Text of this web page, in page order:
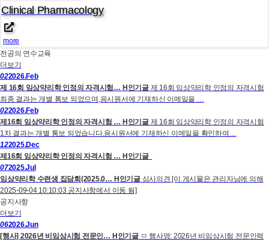
Clinical Pharmacology
more
전공의 연수교육
더보기
022026.Feb
제 16회 임상약리학 인정의 자격시험… H 인기글 제 16회 임상약리학 인정의 자격시험
최종 결과는 개별 통보 되었으며,응시원서에 기재하신 이메일을 …
022026.Feb
제16회 임상약리학 인정의 자격시험 … H 인기글 제 16회 임상약리학 인정의 자격시험
1차 결과는 개별 통보 되었습니다.응시원서에 기재하신 이메일을 확인하여…
122025.Dec
제16회 임상약리학 인정의 자격시험 … H 인기글
072025.Jul
임상약리학 수련생 집담회(2025.0… H 인기글 심사의견 [이 게시물은 관리자님에 의해
2025-09-04 10:10:03 공지사항에서 이동 됨]
공지사항
더보기
062026.Jun
[행사] 2026년 비임상시험 전문인… H 인기글 ㅁ 행사명: 2026년 비임상시험 전문인력